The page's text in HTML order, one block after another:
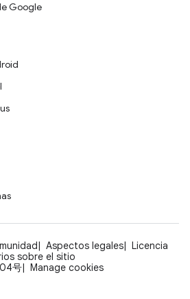
Google
Aspectos legales
Licencia
sobre el sitio
号
Manage cookies